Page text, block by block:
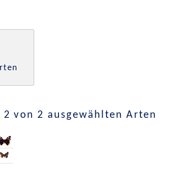
von 2 ausgewählten Arten